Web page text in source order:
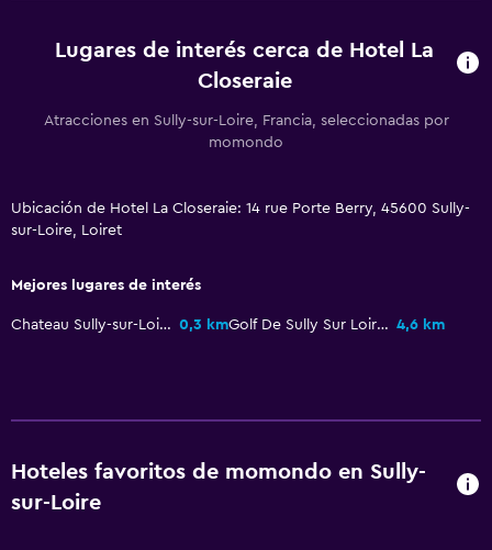
Inodoro con barras de apoyo
Aire libre
Jardín
Comedor
Bar/lounge
Botiquín de primeros auxilios
Lugares de interés cerca de Hotel La
Closeraie
Atracciones en Sully-sur-Loire, Francia, seleccionadas por
momondo
Ubicación de Hotel La Closeraie: 14 rue Porte Berry, 45600 Sully-
sur-Loire, Loiret
Mejores lugares de interés
Chateau Sully-sur-Loire 0,3 km Golf De Sully Sur Loire 4,6 km
Hoteles favoritos de momondo en Sully-
sur-Loire